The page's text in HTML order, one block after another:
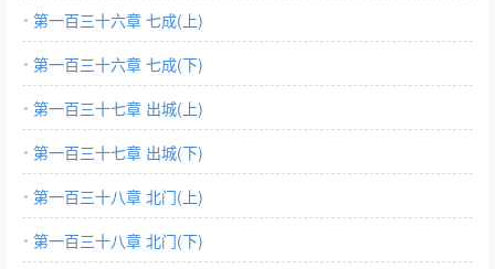
第一百三十六章 七成(上)
第一百三十六章 七成(下)
第一百三十七章 出城(上)
第一百三十七章 出城(下)
第一百三十八章 北门(上)
第一百三十八章 北门(下)